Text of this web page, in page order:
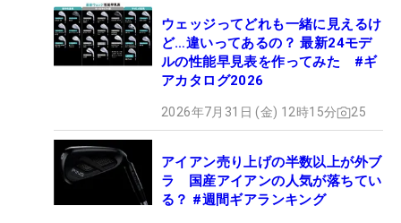
ウェッジってどれも一緒に見えるけ
ど…違いってあるの？ 最新24モデ
ルの性能早見表を作ってみた #ギ
アカタログ2026
2026年7月31日 (金) 12時15分 25
アイアン売り上げの半数以上が外ブ
ラ 国産アイアンの人気が落ちてい
る？ #週間ギアランキング